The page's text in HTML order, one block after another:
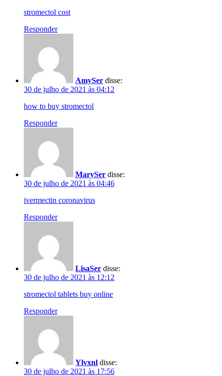
stromectol cost
Responder
AmySer disse:
30 de julho de 2021 às 04:12
how to buy stromectol
Responder
MarySer disse:
30 de julho de 2021 às 04:46
ivermectin coronavirus
Responder
LisaSer disse:
30 de julho de 2021 às 12:12
stromectol tablets buy online
Responder
Ylvxnl disse:
30 de julho de 2021 às 17:56